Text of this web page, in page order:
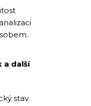
a další
stav